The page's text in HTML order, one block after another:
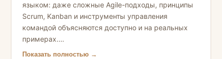
языком: даже сложные Agile-подходы, принципы
Scrum, Kanban и инструменты управления
командой объясняются доступно и на реальных
примерах.
Показать полностью →